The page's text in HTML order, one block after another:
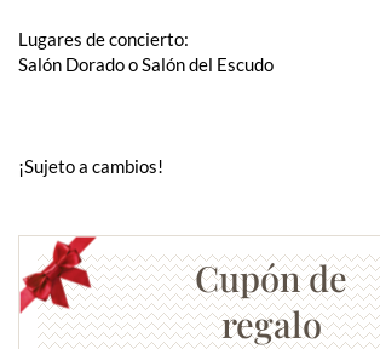
Lugares de concierto:
Salón Dorado o Salón del Escudo
¡Sujeto a cambios!
Cupón de
regalo